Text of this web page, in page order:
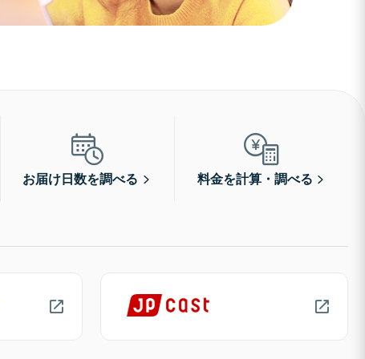
お届け日数を調べる 料金を計算・調べる